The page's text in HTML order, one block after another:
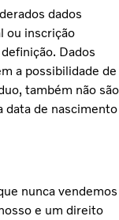
dados
ou inscrição
Dados
a possibilidade de
também não são
data de nascimento
nunca vendemos
e um direito